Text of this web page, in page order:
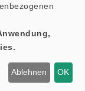
öffnen)
Ablehnen OK